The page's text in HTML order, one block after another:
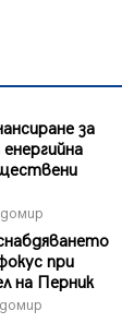
за
при
на Перник